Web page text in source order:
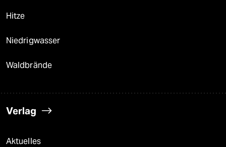
Hitze
Niedrigwasser
Waldbrände
Verlag
Aktuelles